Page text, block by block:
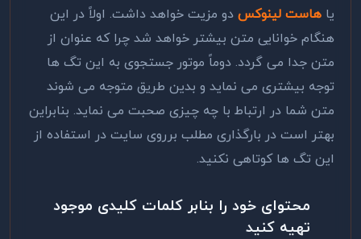
یا هاست لینوکس دو مزیت خواهد داشت. اولاً در این
هنگام خوانایی متن بیشتر خواهد شد چرا که عنوان از
متن جدا می گردد. دوماً موتور جستجوی به این تگ ها
توجه بیشتری می نماید و بدین طریق متوجه می شوند
متن شما در ارتباط با چه چیزی صحبت می نماید. بنابراین
بهتر است در بارگذاری مطلب برروی سایت در استفاده از
این تگ ها کوتاهی نکنید.
محتوای خود را بنابر کلمات کلیدی موجود
تهیه کنید